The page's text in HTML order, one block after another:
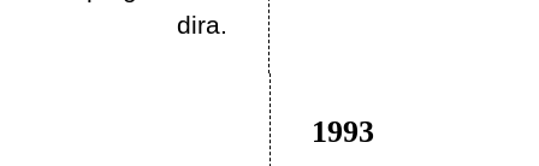
dira.
1993